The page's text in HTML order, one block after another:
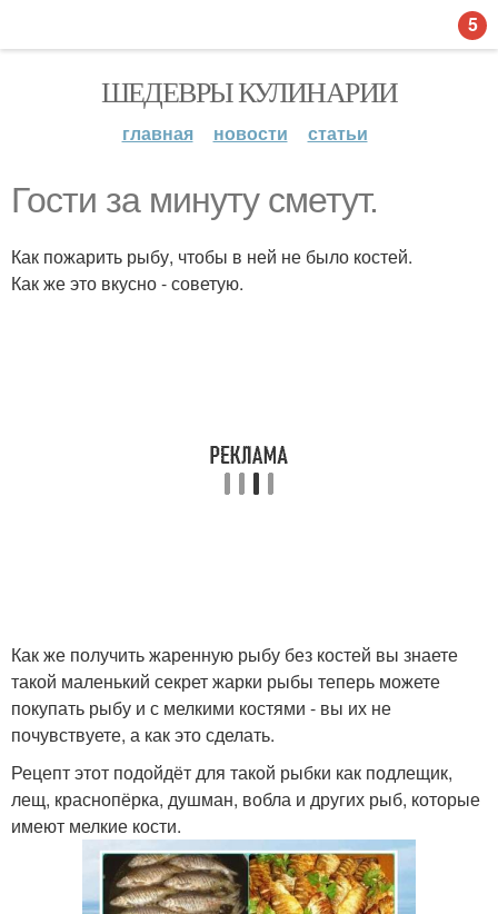
ШЕДЕВРЫ КУЛИНАРИИ
главная новости статьи
Гости за минуту сметут.
Как пожарить рыбу, чтобы в ней не было костей.
Как же это вкусно - советую.
Как же получить жаренную рыбу без костей вы знаете
такой маленький секрет жарки рыбы теперь можете
покупать рыбу и с мелкими костями - вы их не
почувствуете, а как это сделать.
Рецепт этот подойдёт для такой рыбки как подлещик,
лещ, краснопёрка, душман, вобла и других рыб, которые
имеют мелкие кости.
5